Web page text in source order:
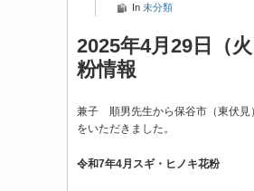
In 未分類
2025年4月29日（
粉情報
兼子 順男先生から保谷市（東伏見
をいただきました。
令和7年4月スギ・ヒノキ花粉